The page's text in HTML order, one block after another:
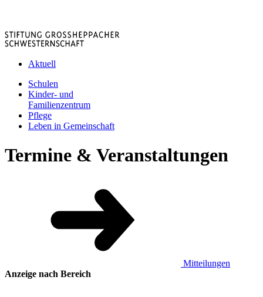
Aktuell
Schulen
Kinder- und
Familienzentrum
Pflege
Leben in Gemeinschaft
Termine & Veranstaltungen
Mitteilungen
Anzeige nach Bereich